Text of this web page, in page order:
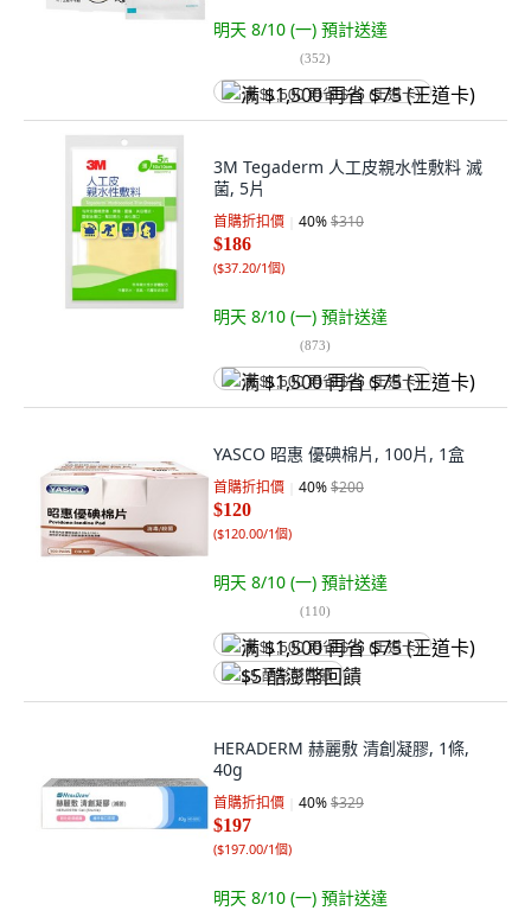
明天 8/10 (一) 預計送達
(352)
满 $1,500 再省 $75 (王道卡)
3M Tegaderm 人工皮親水性敷料 滅
菌, 5片
首購折扣價 40%$310
$186
($37.20/1個)
明天 8/10 (一) 預計送達
(873)
满 $1,500 再省 $75 (王道卡)
YASCO 昭惠 優碘棉片, 100片, 1盒
首購折扣價 40%$200
$120
($120.00/1個)
明天 8/10 (一) 預計送達
(110)
满 $1,500 再省 $75 (王道卡)
$5 酷澎幣回饋
HERADERM 赫麗敷 清創凝膠, 1條,
40g
首購折扣價 40%$329
$197
($197.00/1個)
明天 8/10 (一) 預計送達